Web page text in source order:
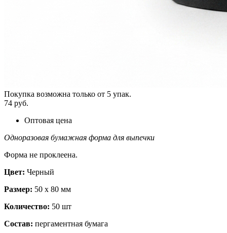
Покупка возможна только от 5 упак.
74 руб.
Оптовая цена
Одноразовая бумажная форма для выпечки
Форма не проклеена.
Цвет: Черный
Размер: 50 х 80 мм
Количество: 50 шт
Состав: пергаментная бумага